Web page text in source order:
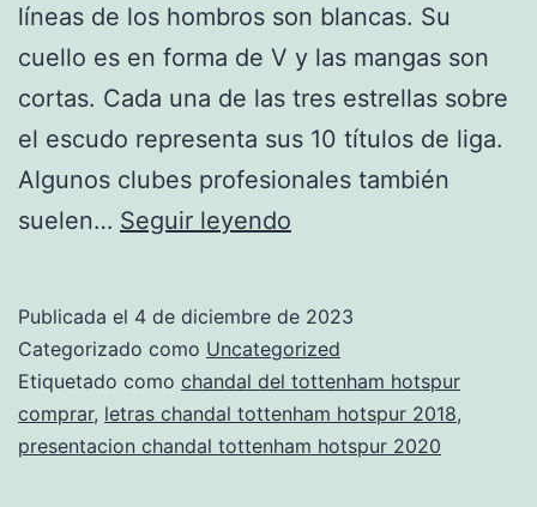
líneas de los hombros son blancas. Su
cuello es en forma de V y las mangas son
cortas. Cada una de las tres estrellas sobre
el escudo representa sus 10 títulos de liga.
Algunos clubes profesionales también
suelen… Seguir leyendo
2020
mercadolibre
Publicada el 4 de diciembre de 2023
Categorizado como Uncategorized
Etiquetado como chandal del tottenham hotspur
comprar, letras chandal tottenham hotspur 2018,
presentacion chandal tottenham hotspur 2020